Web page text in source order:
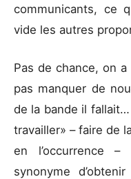
communicants, ce
vide les autres
Pas de chance, on
pas manquer de
de la bande il fallait…
travailler» – faire de
en l’occurrence –
synonyme